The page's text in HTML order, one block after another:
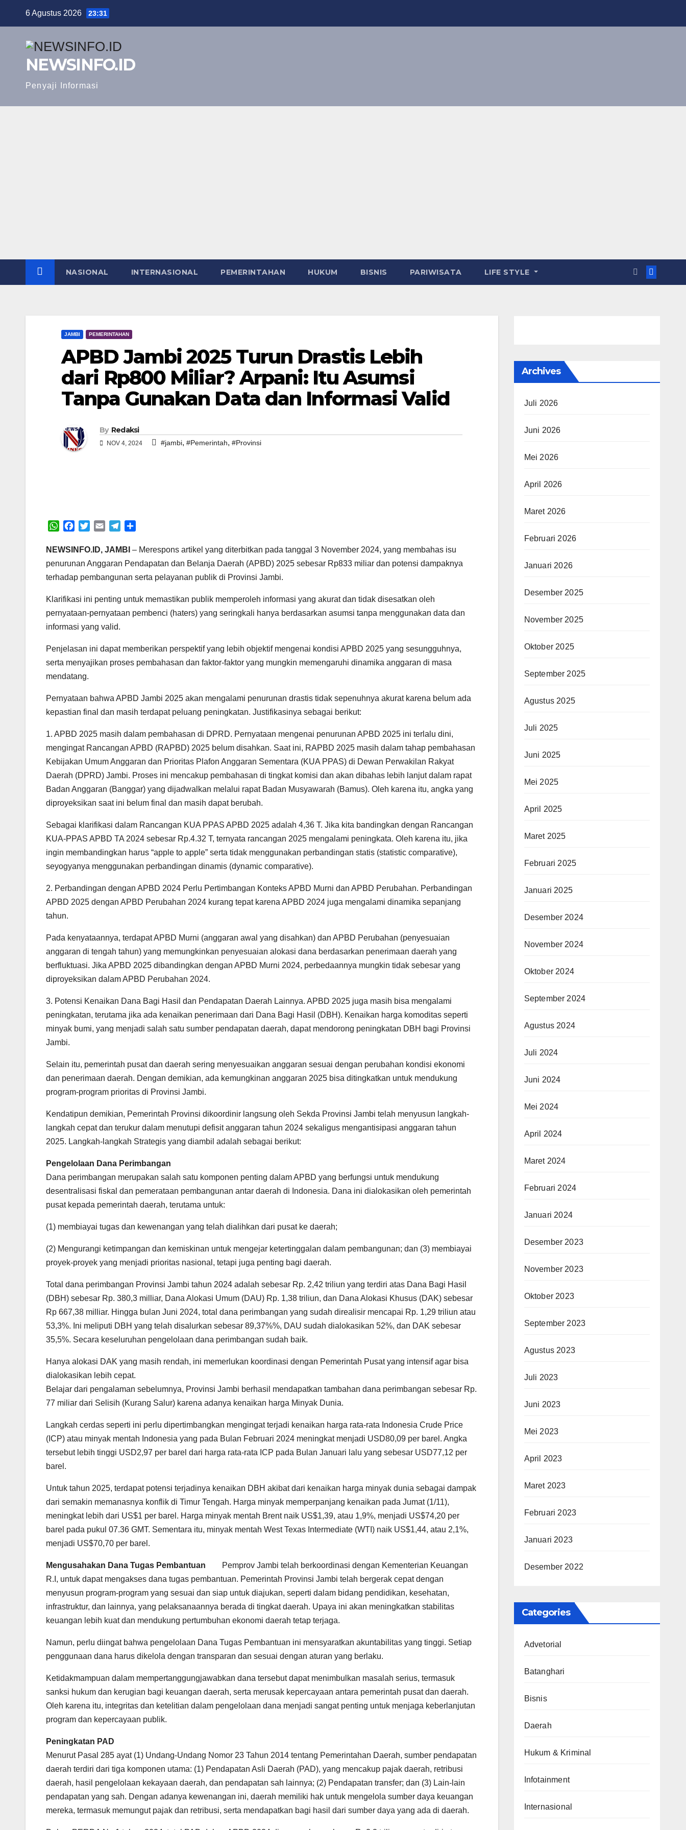
6 Agustus 2026 23:31
NEWSINFO.ID
Penyaji Informasi
NASIONAL INTERNASIONAL PEMERINTAHAN HUKUM BISNIS PARIWISATA LIFE STYLE
JAMBI PEMERINTAHAN
APBD Jambi 2025 Turun Drastis Lebih
dari Rp800 Miliar? Arpani: Itu Asumsi
Tanpa Gunakan Data dan Informasi Valid
By Redaksi
NOV 4, 2024 #jambi, #Pemerintah, #Provinsi
W
a
A
p
c
o
k
i
t
e
a
l
r
m
a
NEWSINFO.ID, JAMBI – Merespons artikel yang diterbitkan pada tanggal 3 November 2024, yang membahas isu
penurunan Anggaran Pendapatan dan Belanja Daerah (APBD) 2025 sebesar Rp833 miliar dan potensi dampaknya
terhadap pembangunan serta pelayanan publik di Provinsi Jambi.
Klarifikasi ini penting untuk memastikan publik memperoleh informasi yang akurat dan tidak disesatkan oleh
pernyataan-pernyataan pembenci (haters) yang seringkali hanya berdasarkan asumsi tanpa menggunakan data dan
informasi yang valid.
Penjelasan ini dapat memberikan perspektif yang lebih objektif mengenai kondisi APBD 2025 yang sesungguhnya,
serta menyajikan proses pembahasan dan faktor-faktor yang mungkin memengaruhi dinamika anggaran di masa
mendatang.
Pernyataan bahwa APBD Jambi 2025 akan mengalami penurunan drastis tidak sepenuhnya akurat karena belum ada
kepastian final dan masih terdapat peluang peningkatan. Justifikasinya sebagai berikut:
1. APBD 2025 masih dalam pembahasan di DPRD. Pernyataan mengenai penurunan APBD 2025 ini terlalu dini,
mengingat Rancangan APBD (RAPBD) 2025 belum disahkan. Saat ini, RAPBD 2025 masih dalam tahap pembahasan
Kebijakan Umum Anggaran dan Prioritas Plafon Anggaran Sementara (KUA PPAS) di Dewan Perwakilan Rakyat
Daerah (DPRD) Jambi. Proses ini mencakup pembahasan di tingkat komisi dan akan dibahas lebih lanjut dalam rapat
Badan Anggaran (Banggar) yang dijadwalkan melalui rapat Badan Musyawarah (Bamus). Oleh karena itu, angka yang
diproyeksikan saat ini belum final dan masih dapat berubah.
Sebagai klarifikasi dalam Rancangan KUA PPAS APBD 2025 adalah 4,36 T. Jika kita bandingkan dengan Rancangan
KUA-PPAS APBD TA 2024 sebesar Rp.4.32 T, ternyata rancangan 2025 mengalami peningkata. Oleh karena itu, jika
ingin membandingkan harus “apple to apple” serta tidak menggunakan perbandingan statis (statistic comparative),
seyogyanya menggunakan perbandingan dinamis (dynamic comparative).
2. Perbandingan dengan APBD 2024 Perlu Pertimbangan Konteks APBD Murni dan APBD Perubahan. Perbandingan
APBD 2025 dengan APBD Perubahan 2024 kurang tepat karena APBD 2024 juga mengalami dinamika sepanjang
tahun.
Pada kenyataannya, terdapat APBD Murni (anggaran awal yang disahkan) dan APBD Perubahan (penyesuaian
anggaran di tengah tahun) yang memungkinkan penyesuaian alokasi dana berdasarkan penerimaan daerah yang
berfluktuasi. Jika APBD 2025 dibandingkan dengan APBD Murni 2024, perbedaannya mungkin tidak sebesar yang
diproyeksikan dalam APBD Perubahan 2024.
3. Potensi Kenaikan Dana Bagi Hasil dan Pendapatan Daerah Lainnya. APBD 2025 juga masih bisa mengalami
peningkatan, terutama jika ada kenaikan penerimaan dari Dana Bagi Hasil (DBH). Kenaikan harga komoditas seperti
minyak bumi, yang menjadi salah satu sumber pendapatan daerah, dapat mendorong peningkatan DBH bagi Provinsi
Jambi.
Selain itu, pemerintah pusat dan daerah sering menyesuaikan anggaran sesuai dengan perubahan kondisi ekonomi
dan penerimaan daerah. Dengan demikian, ada kemungkinan anggaran 2025 bisa ditingkatkan untuk mendukung
program-program prioritas di Provinsi Jambi.
Kendatipun demikian, Pemerintah Provinsi dikoordinir langsung oleh Sekda Provinsi Jambi telah menyusun langkah-
langkah cepat dan terukur dalam menutupi defisit anggaran tahun 2024 sekaligus mengantisipasi anggaran tahun
2025. Langkah-langkah Strategis yang diambil adalah sebagai berikut:
Pengelolaan Dana Perimbangan
Dana perimbangan merupakan salah satu komponen penting dalam APBD yang berfungsi untuk mendukung
desentralisasi fiskal dan pemerataan pembangunan antar daerah di Indonesia. Dana ini dialokasikan oleh pemerintah
pusat kepada pemerintah daerah, terutama untuk:
(1) membiayai tugas dan kewenangan yang telah dialihkan dari pusat ke daerah;
(2) Mengurangi ketimpangan dan kemiskinan untuk mengejar ketertinggalan dalam pembangunan; dan (3) membiayai
proyek-proyek yang menjadi prioritas nasional, tetapi juga penting bagi daerah.
Total dana perimbangan Provinsi Jambi tahun 2024 adalah sebesar Rp. 2,42 triliun yang terdiri atas Dana Bagi Hasil
(DBH) sebesar Rp. 380,3 milliar, Dana Alokasi Umum (DAU) Rp. 1,38 triliun, dan Dana Alokasi Khusus (DAK) sebesar
Rp 667,38 milliar. Hingga bulan Juni 2024, total dana perimbangan yang sudah direalisir mencapai Rp. 1,29 triliun atau
53,3%. Ini meliputi DBH yang telah disalurkan sebesar 89,37%%, DAU sudah dialokasikan 52%, dan DAK sebesar
35,5%. Secara keseluruhan pengelolaan dana perimbangan sudah baik.
Hanya alokasi DAK yang masih rendah, ini memerlukan koordinasi dengan Pemerintah Pusat yang intensif agar bisa
dialokasikan lebih cepat.
Belajar dari pengalaman sebelumnya, Provinsi Jambi berhasil mendapatkan tambahan dana perimbangan sebesar Rp.
77 miliar dari Selisih (Kurang Salur) karena adanya kenaikan harga Minyak Dunia.
Langkah cerdas seperti ini perlu dipertimbangkan mengingat terjadi kenaikan harga rata-rata Indonesia Crude Price
(ICP) atau minyak mentah Indonesia yang pada Bulan Februari 2024 meningkat menjadi USD80,09 per barel. Angka
tersebut lebih tinggi USD2,97 per barel dari harga rata-rata ICP pada Bulan Januari lalu yang sebesar USD77,12 per
barel.
Untuk tahun 2025, terdapat potensi terjadinya kenaikan DBH akibat dari kenaikan harga minyak dunia sebagai dampak
dari semakin memanasnya konflik di Timur Tengah. Harga minyak memperpanjang kenaikan pada Jumat (1/11),
meningkat lebih dari US$1 per barel. Harga minyak mentah Brent naik US$1,39, atau 1,9%, menjadi US$74,20 per
barel pada pukul 07.36 GMT. Sementara itu, minyak mentah West Texas Intermediate (WTI) naik US$1,44, atau 2,1%,
menjadi US$70,70 per barel.
Mengusahakan Dana Tugas Pembantuan
Pemprov Jambi telah berkoordinasi dengan Kementerian Keuangan
R.I, untuk dapat mengakses dana tugas pembantuan. Pemerintah Provinsi Jambi telah bergerak cepat dengan
menyusun program-program yang sesuai dan siap untuk diajukan, seperti dalam bidang pendidikan, kesehatan,
infrastruktur, dan lainnya, yang pelaksanaannya berada di tingkat daerah. Upaya ini akan meningkatkan stabilitas
keuangan lebih kuat dan mendukung pertumbuhan ekonomi daerah tetap terjaga.
Namun, perlu diingat bahwa pengelolaan Dana Tugas Pembantuan ini mensyaratkan akuntabilitas yang tinggi. Setiap
penggunaan dana harus dikelola dengan transparan dan sesuai dengan aturan yang berlaku.
Ketidakmampuan dalam mempertanggungjawabkan dana tersebut dapat menimbulkan masalah serius, termasuk
sanksi hukum dan kerugian bagi keuangan daerah, serta merusak kepercayaan antara pemerintah pusat dan daerah.
Oleh karena itu, integritas dan ketelitian dalam pengelolaan dana menjadi sangat penting untuk menjaga keberlanjutan
program dan kepercayaan publik.
Peningkatan PAD
Menurut Pasal 285 ayat (1) Undang-Undang Nomor 23 Tahun 2014 tentang Pemerintahan Daerah, sumber pendapatan
daerah terdiri dari tiga komponen utama: (1) Pendapatan Asli Daerah (PAD), yang mencakup pajak daerah, retribusi
daerah, hasil pengelolaan kekayaan daerah, dan pendapatan sah lainnya; (2) Pendapatan transfer; dan (3) Lain-lain
pendapatan yang sah. Dengan adanya kewenangan ini, daerah memiliki hak untuk mengelola sumber daya keuangan
mereka, termasuk memungut pajak dan retribusi, serta mendapatkan bagi hasil dari sumber daya yang ada di daerah.
Archives
Juli 2026
Juni 2026
Mei 2026
April 2026
Maret 2026
Februari 2026
Januari 2026
Desember 2025
November 2025
Oktober 2025
September 2025
Agustus 2025
Juli 2025
Juni 2025
Mei 2025
April 2025
Maret 2025
Februari 2025
Januari 2025
Desember 2024
November 2024
Oktober 2024
September 2024
Agustus 2024
Juli 2024
Juni 2024
Mei 2024
April 2024
Maret 2024
Februari 2024
Januari 2024
Desember 2023
November 2023
Oktober 2023
September 2023
Agustus 2023
Juli 2023
Juni 2023
Mei 2023
April 2023
Maret 2023
Februari 2023
Januari 2023
Desember 2022
Categories
Advetorial
Batanghari
Bisnis
Daerah
Hukum & Kriminal
Infotainment
Internasional